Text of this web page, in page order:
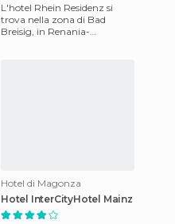
L'hotel Rhein Residenz si
trova nella zona di Bad
Breisig, in Renania-
Hotel di Magonza
Hotel InterCityHotel Mainz